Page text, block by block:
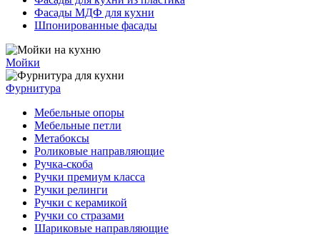
Фасады МДФ для кухни
Шпонированные фасады
Мойки
Фурнитура
Мебельные опоры
Мебельные петли
Метабоксы
Роликовые направляющие
Ручка-скоба
Ручки премиум класса
Ручки релинги
Ручки с керамикой
Ручки со стразами
Шариковые направляющие